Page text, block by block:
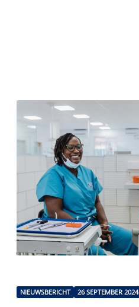
NIEUWSBERICHT 26 SEPTEMBER 2024